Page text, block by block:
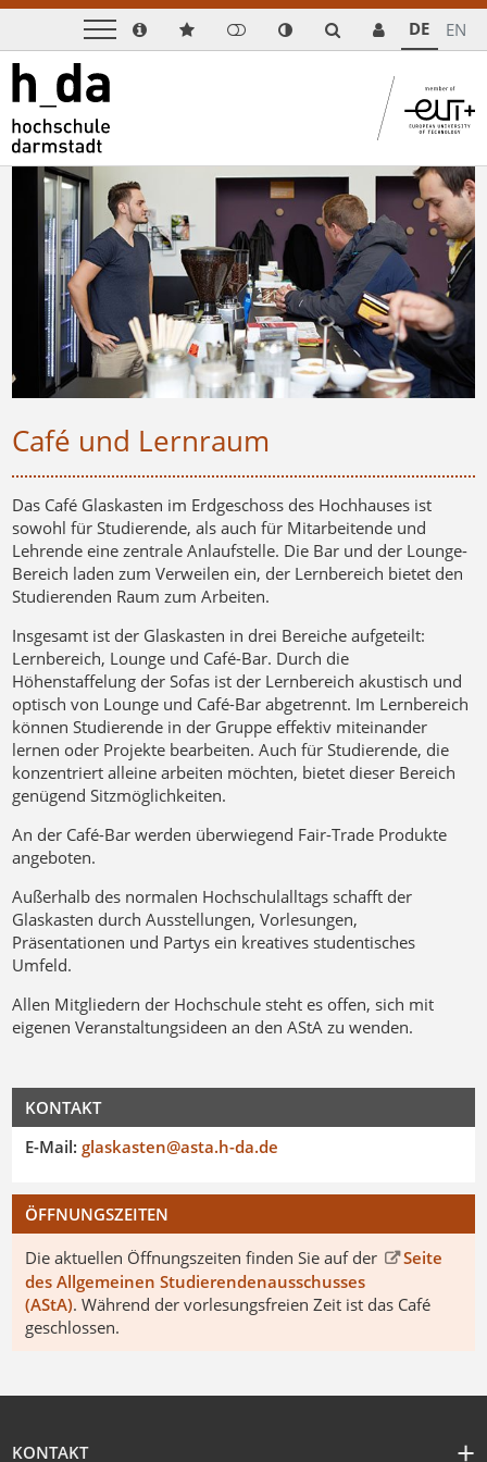
DE EN
Café und Lernraum
Das Café Glaskasten im Erdgeschoss des Hochhauses ist
sowohl für Studierende, als auch für Mitarbeitende und
Lehrende eine zentrale Anlaufstelle. Die Bar und der Lounge-
Bereich laden zum Verweilen ein, der Lernbereich bietet den
Studierenden Raum zum Arbeiten.
Insgesamt ist der Glaskasten in drei Bereiche aufgeteilt:
Lernbereich, Lounge und Café-Bar. Durch die
Höhenstaffelung der Sofas ist der Lernbereich akustisch und
optisch von Lounge und Café-Bar abgetrennt. Im Lernbereich
können Studierende in der Gruppe effektiv miteinander
lernen oder Projekte bearbeiten. Auch für Studierende, die
konzentriert alleine arbeiten möchten, bietet dieser Bereich
genügend Sitzmöglichkeiten.
An der Café-Bar werden überwiegend Fair-Trade Produkte
angeboten.
Außerhalb des normalen Hochschulalltags schafft der
Glaskasten durch Ausstellungen, Vorlesungen,
Präsentationen und Partys ein kreatives studentisches
Umfeld.
Allen Mitgliedern der Hochschule steht es offen, sich mit
eigenen Veranstaltungsideen an den AStA zu wenden.
KONTAKT
E-Mail: glaskasten@asta.h-da.de
ÖFFNUNGSZEITEN
Die aktuellen Öffnungszeiten finden Sie auf der
Seite
des Allgemeinen Studierendenausschusses
(AStA). Während der vorlesungsfreien Zeit ist das Café
geschlossen.
KONTAKT